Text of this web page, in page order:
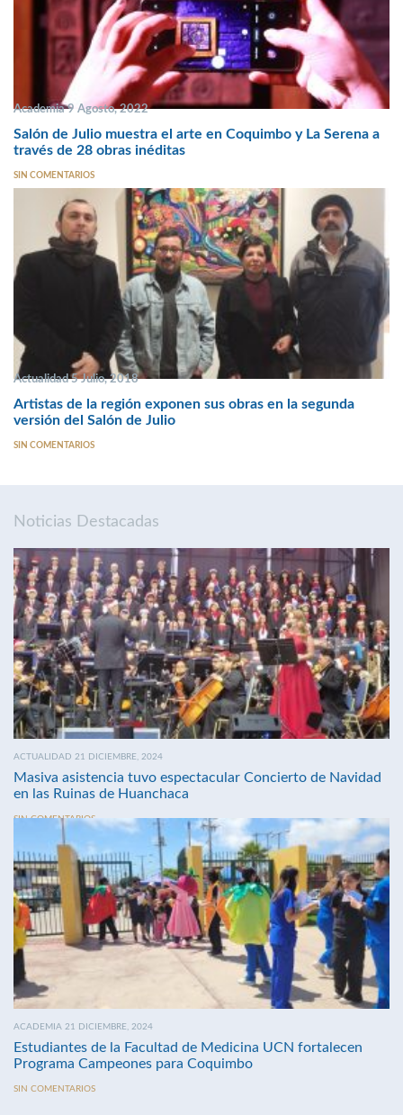
Academia 9 Agosto, 2022
Salón de Julio muestra el arte en Coquimbo y La Serena a
través de 28 obras inéditas
SIN COMENTARIOS
Actualidad 5 Julio, 2018
Artistas de la región exponen sus obras en la segunda
versión del Salón de Julio
SIN COMENTARIOS
Noticias Destacadas
ACTUALIDAD 21 DICIEMBRE, 2024
Masiva asistencia tuvo espectacular Concierto de Navidad
en las Ruinas de Huanchaca
SIN COMENTARIOS
ACADEMIA 21 DICIEMBRE, 2024
Estudiantes de la Facultad de Medicina UCN fortalecen
Programa Campeones para Coquimbo
SIN COMENTARIOS